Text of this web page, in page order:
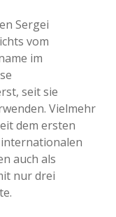
Sergei
vom
im
seit sie
Vielmehr
dem ersten
auch als
nur drei